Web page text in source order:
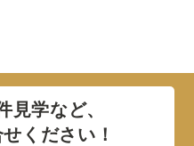
学など、
ください！